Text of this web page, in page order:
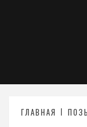
ГЛАВНАЯ